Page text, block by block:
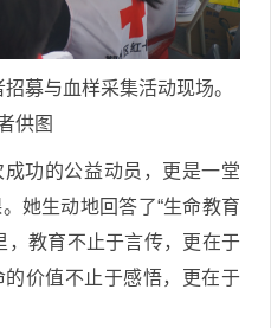
募与血样采集活动现场。
供图
功的公益动员，更是一堂
她生动地回答了“生命教育
教育不止于言传，更在于
价值不止于感悟，更在于